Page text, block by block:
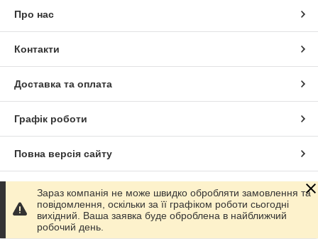
Про нас
Контакти
Доставка та оплата
Графік роботи
Повна версія сайту
Сайт створено на маркетплейсі Prom.ua
Політика конфіденційності
Зараз компанія не може швидко обробляти замовлення та
повідомлення, оскільки за її графіком роботи сьогодні
вихідний. Ваша заявка буде оброблена в найближчий
робочий день.